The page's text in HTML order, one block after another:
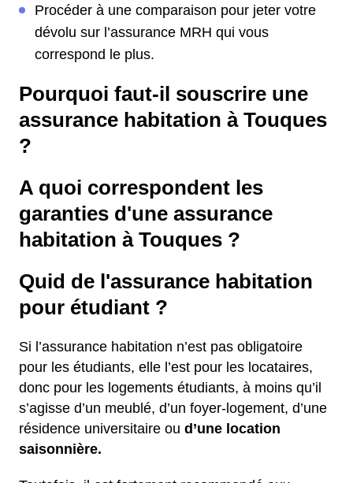
Procéder à une comparaison pour jeter votre
dévolu sur l’assurance MRH qui vous
correspond le plus.
Pourquoi faut-il souscrire une
assurance habitation à Touques
?
A quoi correspondent les
garanties d'une assurance
habitation à Touques ?
Quid de l'assurance habitation
pour étudiant ?
Si l’assurance habitation n’est pas obligatoire
pour les étudiants, elle l’est pour les locataires,
donc pour les logements étudiants, à moins qu’il
s’agisse d’un meublé, d’un foyer-logement, d’une
résidence universitaire ou d’une location
saisonnière.